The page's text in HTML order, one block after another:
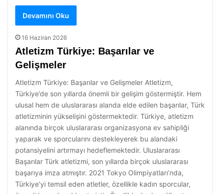
Devamını Oku
16 Haziran 2026
Atletizm Türkiye: Başarılar ve
Gelişmeler
Atletizm Türkiye: Başarılar ve Gelişmeler Atletizm,
Türkiye’de son yıllarda önemli bir gelişim göstermiştir. Hem
ulusal hem de uluslararası alanda elde edilen başarılar, Türk
atletizminin yükselişini göstermektedir. Türkiye, atletizm
alanında birçok uluslararası organizasyona ev sahipliği
yaparak ve sporcularını destekleyerek bu alandaki
potansiyelini artırmayı hedeflemektedir. Uluslararası
Başarılar Türk atletizmi, son yıllarda birçok uluslararası
başarıya imza atmıştır. 2021 Tokyo Olimpiyatları’nda,
Türkiye’yi temsil eden atletler, özellikle kadın sporcular,